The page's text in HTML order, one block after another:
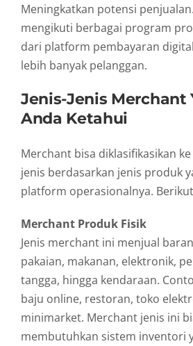
Meningkatkan potensi penjualan.
mengikuti berbagai program
dari platform pembayaran digital
lebih banyak pelanggan.
Jenis-Jenis Merchant
Anda Ketahui
Merchant bisa diklasifikasikan ke
jenis berdasarkan jenis produk
platform operasionalnya. Berikut
Merchant Produk Fisik
Jenis merchant ini menjual
pakaian, makanan, elektronik,
tangga, hingga kendaraan.
baju online, restoran, toko
minimarket. Merchant jenis ini
membutuhkan sistem inventori